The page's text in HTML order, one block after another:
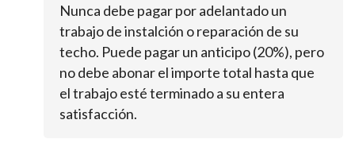
Nunca debe pagar por adelantado un
trabajo de instalción o reparación de su
techo. Puede pagar un anticipo (20%), pero
no debe abonar el importe total hasta que
el trabajo esté terminado a su entera
satisfacción.